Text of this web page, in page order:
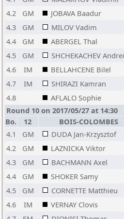
4.2
GM JOBAVA Baadur
4.3
GM MILOV Vadim
4.4
GM ABERGEL Thal
4.5
GM SHCHEKACHEV Andrei
4.6
IM BELLAHCENE Bilel
4.7
IM SHIRAZI Kamran
4.8
AFLALO Sophie
Round 10 on 2017/05/27 at 14:30
Bo.
12 BOIS-COLOMBES
4.1
GM DUDA Jan-Krzysztof
4.2
GM LAZNICKA Viktor
4.3
GM BACHMANN Axel
4.4
GM SHOKER Samy
4.5
GM CORNETTE Matthieu
4.6
IM VERNAY Clovis